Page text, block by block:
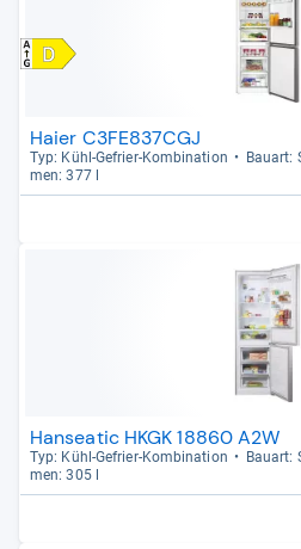
Haier C3FE837CGJ
Typ: Kühl-​Gefrier-​Kom­bi­na­tion Bau­art:
men: 377 l
Hanseatic HKGK 18860 A2W
Typ: Kühl-​Gefrier-​Kom­bi­na­tion Bau­art:
men: 305 l